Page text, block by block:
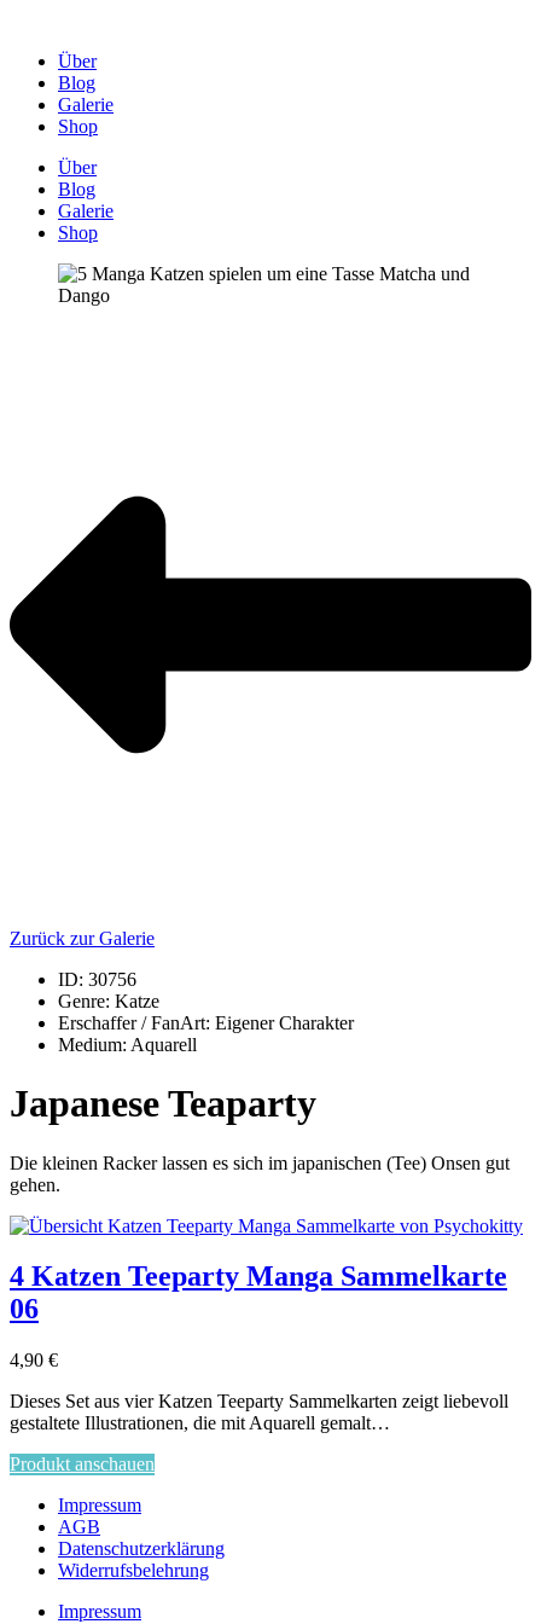
Über
Blog
Galerie
Shop
Über
Blog
Galerie
Shop
Zurück zur Galerie
ID: 30756
Genre: Katze
Erschaffer / FanArt: Eigener Charakter
Medium: Aquarell
Japanese Teaparty
Die kleinen Racker lassen es sich im japanischen (Tee) Onsen gut
gehen.
4 Katzen Teeparty Manga Sammelkarte
06
4,90 €
Dieses Set aus vier Katzen Teeparty Sammelkarten zeigt liebevoll
gestaltete Illustrationen, die mit Aquarell gemalt…
Produkt anschauen
Impressum
AGB
Datenschutzerklärung
Widerrufsbelehrung
Impressum